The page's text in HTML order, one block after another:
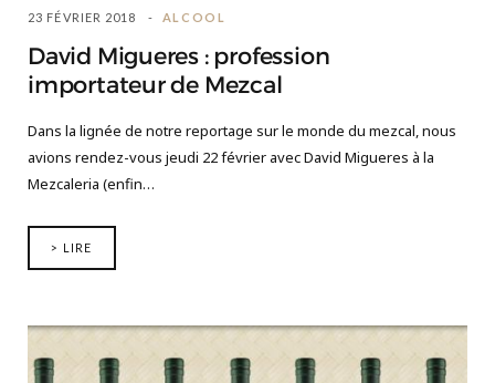
23 FÉVRIER 2018 ALCOOL
David Migueres : profession
importateur de Mezcal
Dans la lignée de notre reportage sur le monde du mezcal, nous
avions rendez-vous jeudi 22 février avec David Migueres à la
Mezcaleria (enfin…
> LIRE